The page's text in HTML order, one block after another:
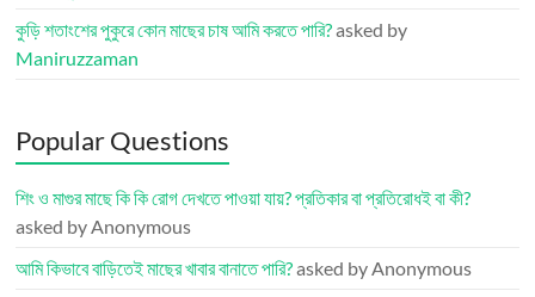
কুড়ি শতাংশের পুকুরে কোন মাছের চাষ আমি করতে পারি?asked by
Maniruzzaman
Popular Questions
শিং ও মাগুর মাছে কি কি রোগ দেখতে পাওয়া যায়? প্রতিকার বা প্রতিরোধই বা কী?
asked by Anonymous
আমি কিভাবে বাড়িতেই মাছের খাবার বানাতে পারি?asked by Anonymous